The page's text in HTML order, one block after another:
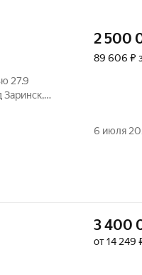
27.9
Заринск,
2 500
89 606 ₽
6 июля
3 400
от 14 249